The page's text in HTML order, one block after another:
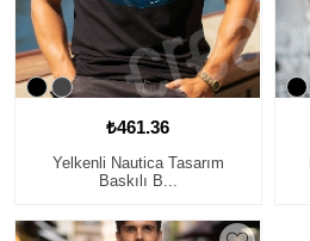
₺461.36
Yelkenli Nautica Tasarım
Baskılı B...